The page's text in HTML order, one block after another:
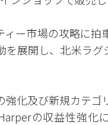
ー市場の攻略に拍
を展開し、北米ラグ
強化及び新規カテゴ
の収益性強化